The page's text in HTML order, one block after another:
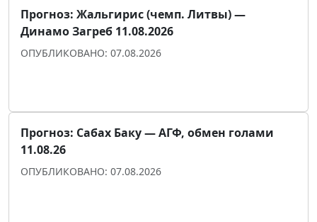
Прогноз: Жальгирис (чемп. Литвы) —
Динамо Загреб 11.08.2026
ОПУБЛИКОВАНО: 07.08.2026
Прогноз: Сабах Баку — АГФ, обмен голами
11.08.26
ОПУБЛИКОВАНО: 07.08.2026